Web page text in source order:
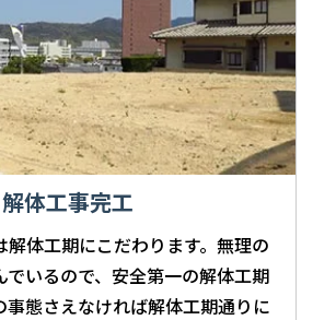
解体工事完工
解体工期にこだわります。無理の
でいるので、安全第一の解体工期
事態さえなければ解体工期通りに